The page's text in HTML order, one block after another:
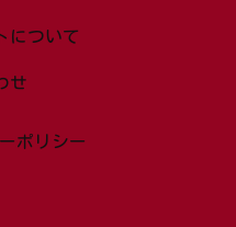
について
せ
ポリシー